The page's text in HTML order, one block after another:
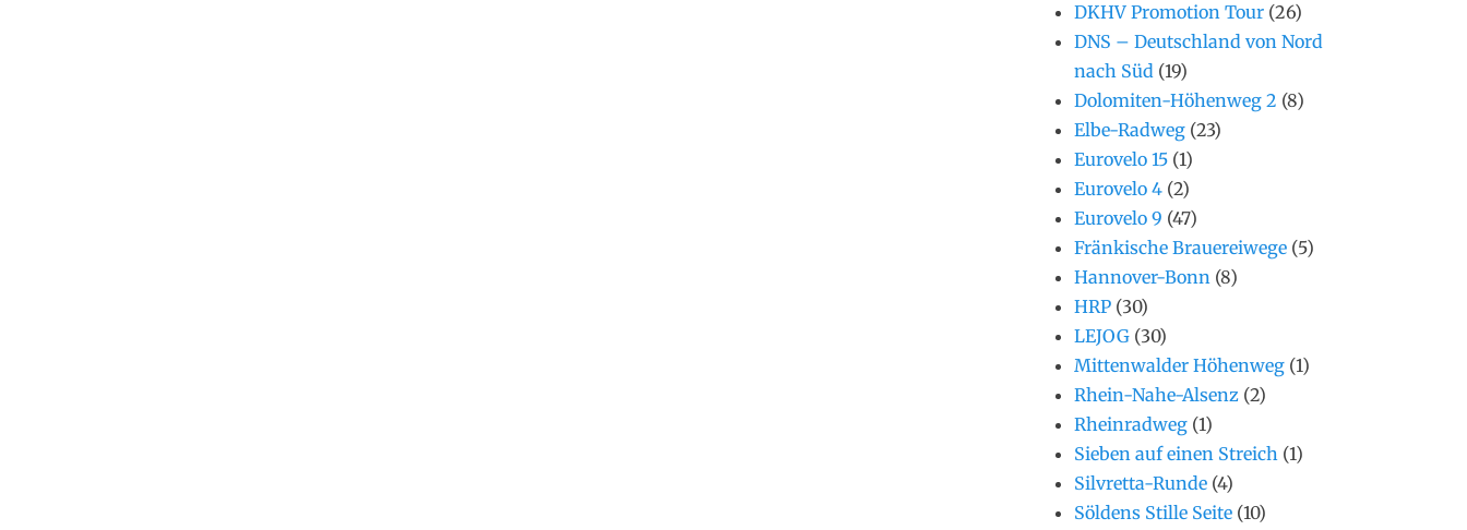
DKHV Promotion Tour (26)
DNS – Deutschland von Nord
nach Süd (19)
Dolomiten-Höhenweg 2 (8)
Elbe-Radweg (23)
Eurovelo 15 (1)
Eurovelo 4 (2)
Eurovelo 9 (47)
Fränkische Brauereiwege (5)
Hannover-Bonn (8)
HRP (30)
LEJOG (30)
Mittenwalder Höhenweg (1)
Rhein-Nahe-Alsenz (2)
Rheinradweg (1)
Sieben auf einen Streich (1)
Silvretta-Runde (4)
Söldens Stille Seite (10)